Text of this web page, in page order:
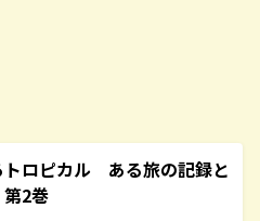
トロピカル ある旅の記録と
2巻